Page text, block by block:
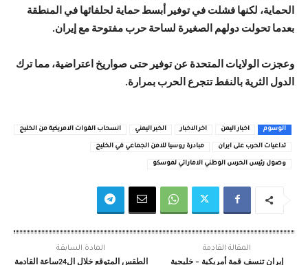
الحماية، لكنها فشلت في توفير أبسط حماية لحلفائها في المنطقة
بعدما تحولت دولهم الصغيرة لساحة حرب مفتوحة مع إيران.
وعجزت الولايات المتحدة عن توفير حتى صواريخ اعتراضية، مما ترك
الدول الثرية بالنفط تتجرع الحرب بمرارة.
الوسوم اخبار اليمن اخر الاخبار الخبر اليمني انسحاب القوات الامريكية من الخليج
تداعيات الحرب على ايران مبادرة روسيا للامن الجماعي في الخليج
وصول رئيس الحرس الوطني الاماراتي لموسكو
المادة السابقة
الطقس المتوقع خلال ال24ساعة القادمة
المقالة القادمة
إيران تنسف قمة أمريكية – خليجية